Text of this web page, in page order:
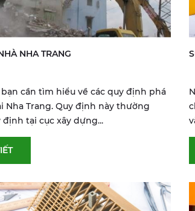
NHA TRANG
cần tìm hiểu về các quy định phá
Nha Trang. Quy định này thường
tại cục xây dựng...